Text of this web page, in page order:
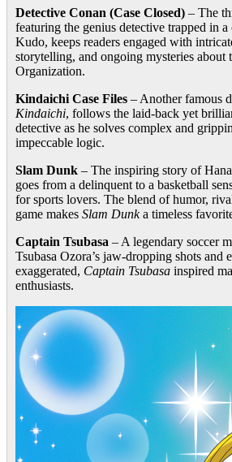
Detective Conan (Case Closed) – The
featuring the genius detective trapped in
Kudo, keeps readers engaged with
storytelling, and ongoing mysteries about
Organization.
Kindaichi Case Files – Another famous
Kindaichi, follows the laid-back yet
detective as he solves complex and
impeccable logic.
Slam Dunk – The inspiring story of
goes from a delinquent to a basketball
for sports lovers. The blend of humor,
game makes Slam Dunka timeless
Captain Tsubasa – A legendary soccer
Tsubasa Ozora’s jaw-dropping shots and
exaggerated, Captain Tsubasa inspired
enthusiasts.